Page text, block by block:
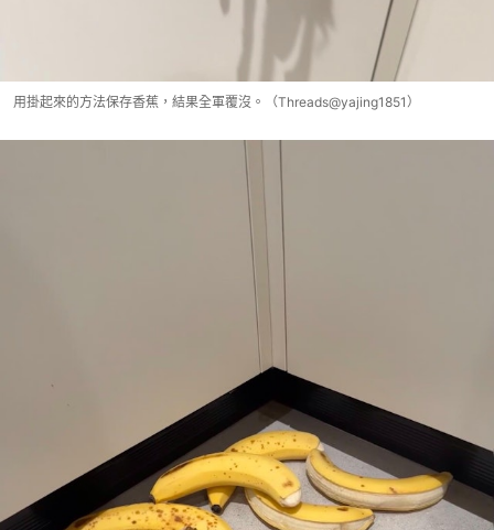
用掛起來的方法保存香蕉，結果全軍覆沒。（Threads@yajing1851）